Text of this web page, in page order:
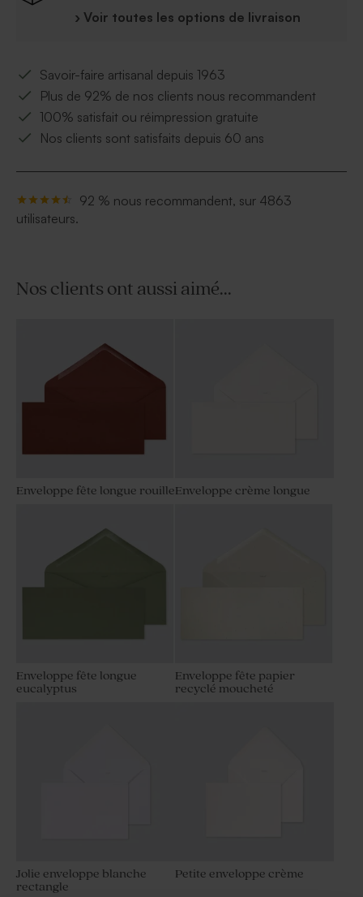
› Voir toutes les options de livraison
Savoir-faire artisanal depuis 1963
Plus de 92% de nos clients nous recommandent
100% satisfait ou réimpression gratuite
Nos clients sont satisfaits depuis 60 ans
92 % nous recommandent, sur 4863
utilisateurs.
Nos clients ont aussi aimé...
Enveloppe fête longue rouilleEnveloppe crème longue
Enveloppe fête longue
eucalyptus
Enveloppe fête papier
recyclé moucheté
Jolie enveloppe blanche
rectangle
Petite enveloppe crème